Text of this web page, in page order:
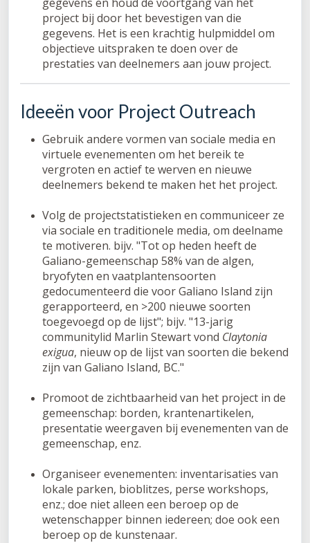
project bij door het bevestigen van die
gegevens. Het is een krachtig hulpmiddel om
objectieve uitspraken te doen over de
prestaties van deelnemers aan jouw project.
Ideeën voor Project Outreach
Gebruik andere vormen van sociale media en
virtuele evenementen om het bereik te
vergroten en actief te werven en nieuwe
deelnemers bekend te maken het het project.
Volg de projectstatistieken en communiceer ze
via sociale en traditionele media, om deelname
te motiveren. bijv. "Tot op heden heeft de
Galiano-gemeenschap 58% van de algen,
bryofyten en vaatplantensoorten
gedocumenteerd die voor Galiano Island zijn
gerapporteerd, en >200 nieuwe soorten
toegevoegd op de lijst"; bijv. "13-jarig
communitylid Marlin Stewart vond Claytonia
exigua, nieuw op de lijst van soorten die bekend
zijn van Galiano Island, BC."
Promoot de zichtbaarheid van het project in de
gemeenschap: borden, krantenartikelen,
presentatie weergaven bij evenementen van de
gemeenschap, enz.
Organiseer evenementen: inventarisaties van
lokale parken, bioblitzes, perse workshops,
enz.; doe niet alleen een beroep op de
wetenschapper binnen iedereen; doe ook een
beroep op de kunstenaar.